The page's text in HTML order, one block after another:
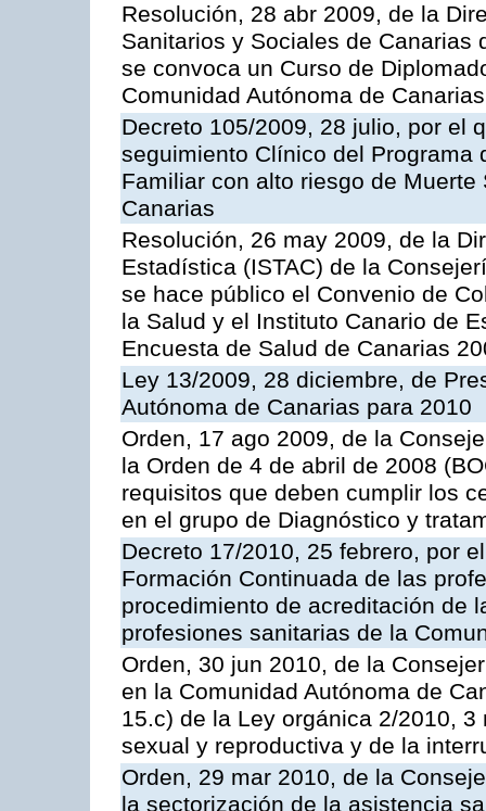
Resolución, 28 abr 2009, de la
Sanitarios y Sociales de Canarias
se convoca un Curso de
Comunidad Autónoma de
Decreto 105/2009, 28 julio, por el
seguimiento Clínico del Programa
Familiar con alto riesgo de
Canarias
Resolución, 26 may 2009, de la
Estadística (ISTAC) de la
se hace público el Convenio de
la Salud y el Instituto Canario de
Encuesta de Salud de Canarias
Ley 13/2009, 28 diciembre, de
Autónoma de Canarias para 2010
Orden, 17 ago 2009, de la
la Orden de 4 de abril de 2008
requisitos que deben cumplir los
en el grupo de Diagnóstico y
Decreto 17/2010, 25 febrero, por
Formación Continuada de las
procedimiento de acreditación de
profesiones sanitarias de la
Orden, 30 jun 2010, de la
en la Comunidad Autónoma de
15.c) de la Ley orgánica 2/2010,
sexual y reproductiva y de la
Orden, 29 mar 2010, de la
la sectorización de la asistencia